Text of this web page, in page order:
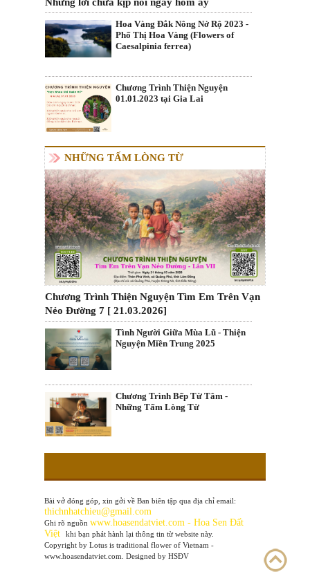
Hoa Vàng Đắk Nông Nở Rộ 2023 -
Phố Thị Hoa Vàng (Flowers of
Caesalpinia ferrea)
Chương Trình Thiện Nguyện
01.01.2023 tại Gia Lai
NHỮNG TẤM LÒNG TỪ
Chương Trình Thiện Nguyện Tìm Em Trên Vạn
Nẻo Đường 7 [ 21.03.2026]
Tình Người Giữa Mùa Lũ - Thiện
Nguyện Miền Trung 2025
Chương Trình Bếp Từ Tâm -
Những Tấm Lòng Từ
Bài vở đóng góp, xin gởi về Ban biên tập qua địa chỉ email:
thichnhatchieu@gmail.com
Ghi rõ nguồn www.hoasendatviet.com - Hoa Sen Đất
Việt
khi bạn phát hành lại thông tin từ website này.
Copyright by Lotus is traditional flower of Vietnam -
www.hoasendatviet.com. Designed by HSĐV